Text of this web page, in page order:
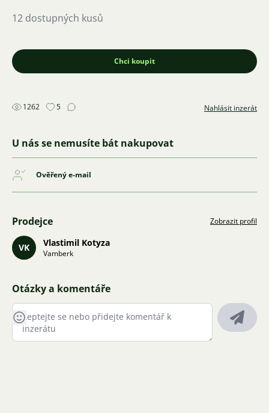
12 dostupných kusů
Chci koupit
1262 5 Nahlásit inzerát
U nás se nemusíte bát nakupovat
Ověřený e-mail
Prodejce Zobrazit profil
VK Vlastimil Kotyza
Vamberk
Otázky a komentáře